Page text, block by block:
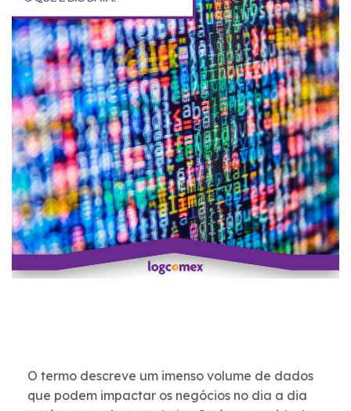
O termo descreve um imenso volume de dados
que podem impactar os negócios no dia a dia